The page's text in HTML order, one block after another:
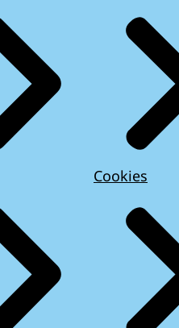
Cookies